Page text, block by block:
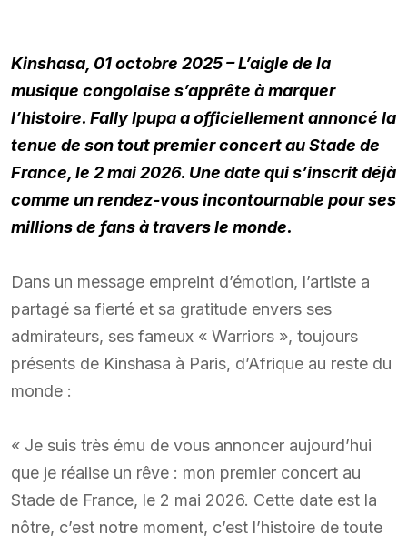
Kinshasa, 01 octobre 2025 – L’aigle de la
musique congolaise s’apprête à marquer
l’histoire. Fally Ipupa a officiellement annoncé la
tenue de son tout premier concert au Stade de
France, le 2 mai 2026. Une date qui s’inscrit déjà
comme un rendez-vous incontournable pour ses
millions de fans à travers le monde.
Dans un message empreint d’émotion, l’artiste a
partagé sa fierté et sa gratitude envers ses
admirateurs, ses fameux « Warriors », toujours
présents de Kinshasa à Paris, d’Afrique au reste du
monde :
« Je suis très ému de vous annoncer aujourd’hui
que je réalise un rêve : mon premier concert au
Stade de France, le 2 mai 2026. Cette date est la
nôtre, c’est notre moment, c’est l’histoire de toute